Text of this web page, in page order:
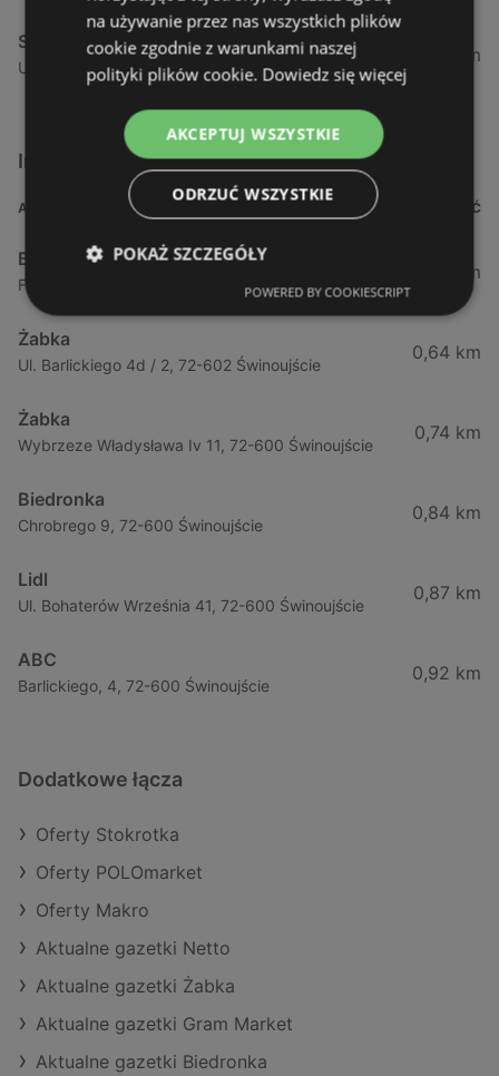
Stokrotka
Ul. Tatrzańska 3, 71-474 Szczecin
52,51 km
Inne sklepy Supermarkety w pobliżu
ADRES ODLEGŁOŚĆ
Biedronka
Fińska 4, 72-602 Świnoujście
0,23 km
Żabka
Ul. Barlickiego 4d / 2, 72-602 Świnoujście
0,64 km
Żabka
Wybrzeze Władysława Iv 11, 72-600 Świnoujście
0,74 km
Biedronka
Chrobrego 9, 72-600 Świnoujście
0,84 km
Lidl
Ul. Bohaterów Września 41, 72-600 Świnoujście
0,87 km
ABC
Barlickiego, 4, 72-600 Świnoujście
0,92 km
Dodatkowe łącza
Oferty Stokrotka
Oferty POLOmarket
Oferty Makro
Aktualne gazetki Netto
Aktualne gazetki Żabka
Aktualne gazetki Gram Market
Aktualne gazetki Biedronka
na używanie przez nas wszystkich plików
cookie zgodnie z warunkami naszej
polityki plików cookie. Dowiedz się więcej
AKCEPTUJ WSZYSTKIE
ODRZUĆ WSZYSTKIE
POKAŻ SZCZEGÓŁY
POWERED BY COOKIESCRIPT